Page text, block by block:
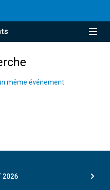
même événement
2026